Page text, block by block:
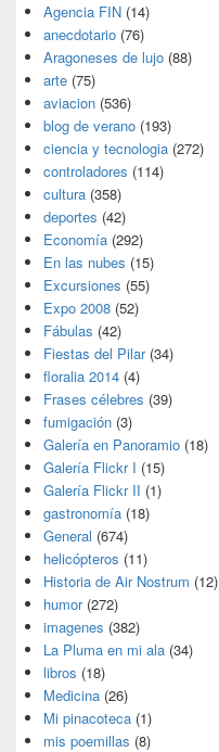
Agencia FIN (14)
anecdotario (76)
Aragoneses de lujo (88)
arte (75)
aviacion (536)
blog de verano (193)
ciencia y tecnologia (272)
controladores (114)
cultura (358)
deportes (42)
Economía (292)
En las nubes (15)
Excursiones (55)
Expo 2008 (52)
Fábulas (42)
Fiestas del Pilar(34)
floralia 2014 (4)
Frases célebres (39)
fumigación (3)
Galería en Panoramio (18)
Galería Flickr I (15)
Galería Flickr II (1)
gastronomía (18)
General (674)
helicópteros (11)
Historia de Air Nostrum (12)
humor(272)
imagenes (382)
La Pluma en mi ala (34)
libros (18)
Medicina (26)
Mi pinacoteca (1)
mis poemillas (8)